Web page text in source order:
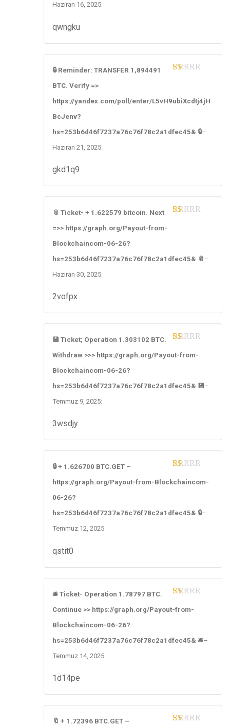
Haziran 16, 2025:
qwngku
of
🔒 Reminder: TRANSFER 1,894491
BTC. Verify =>
https://yandex.com/poll/enter/L5vH9ubiXcdtj4jH
BcJenv?
hs=253b6d46f7237a76c76f78c2a1dfec45& 🔒–
Haziran 21, 2025:
gkd1q9
5
📎 Ticket- + 1.622579 bitcoin. Next
=>> https://graph.org/Payout-from-
Blockchaincom-06-26?
hs=253b6d46f7237a76c76f78c2a1dfec45& 📎 –
Haziran 30, 2025:
2vofpx
ou
5
💾 Ticket; Operation 1.303102 BTC.
Withdraw >>> https://graph.org/Payout-from-
Blockchaincom-06-26?
hs=253b6d46f7237a76c76f78c2a1dfec45& 💾–
Temmuz 9, 2025:
3wsdjy
ou
5
🔒 + 1.626700 BTC.GET –
https://graph.org/Payout-from-Blockchaincom-
06-26?
hs=253b6d46f7237a76c76f78c2a1dfec45& 🔒–
Temmuz 12, 2025:
qstit0
ou
5
🛎 Ticket- Operation 1.78797 BTC.
Continue >> https://graph.org/Payout-from-
Blockchaincom-06-26?
hs=253b6d46f7237a76c76f78c2a1dfec45& 🛎–
Temmuz 14, 2025:
1d14pe
🔖 + 1.72396 BTC.GET –